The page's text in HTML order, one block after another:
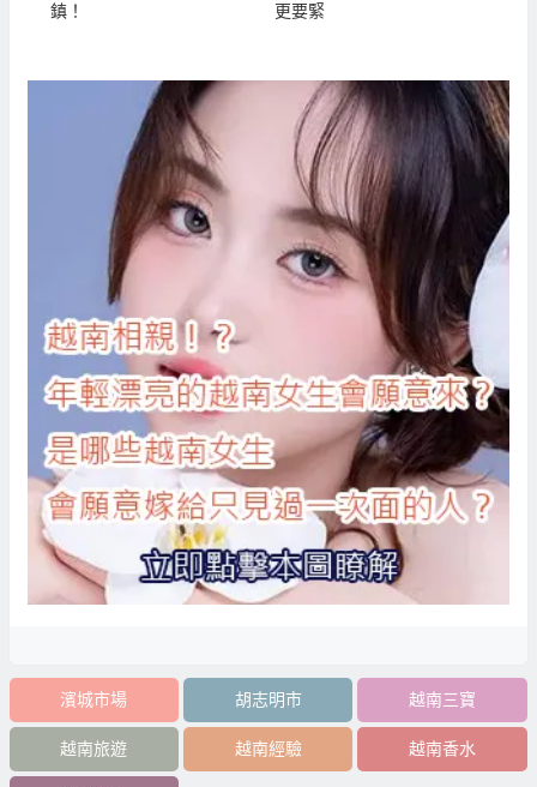
鎮！
更要緊
濱城市場 胡志明市 越南三寶
越南旅遊 越南經驗 越南香水